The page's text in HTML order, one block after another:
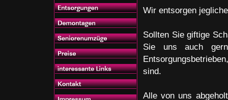
Wir entsorgen
Sollten Sie giftige
Sie uns auch
sind.
Alle von uns